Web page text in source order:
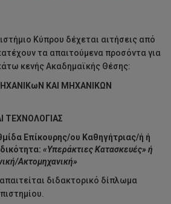
Κύπρου δέχεται αιτήσεις από
τα απαιτούμενα προσόντα για
κενής Ακαδημαϊκής Θέσης:
ΚΑΙ ΜΗΧΑΝΙΚΩΝ
ΤΕΧΝΟΛΟΓΙΑΣ
Επίκουρης/ου Καθηγήτριας/ή ή
«Υπεράκτιες Κατασκευές» ή
Ακτομηχανική»
διδακτορικό δίπλωμα